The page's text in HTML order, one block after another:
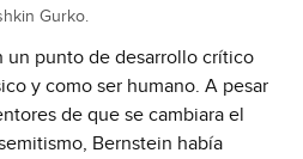
Gurko.
un punto de desarrollo crítico
y como ser humano. A pesar
de que se cambiara el
Bernstein había